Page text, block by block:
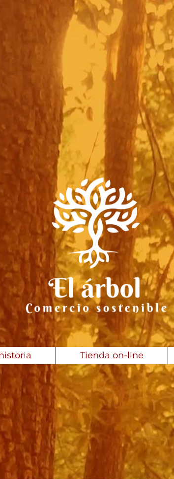
Tienda on-line